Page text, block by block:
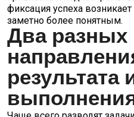
фиксация успеха
заметно более понятным.
Два разных
результата